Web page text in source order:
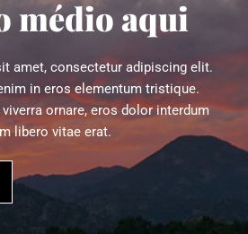
médio aqui
amet, consectetur adipiscing elit.
in eros elementum tristique.
ornare, eros dolor interdum
libero vitae erat.